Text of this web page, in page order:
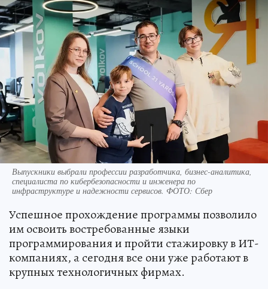
Выпускники выбрали профессии разработчика, бизнес-аналитика,
специалиста по кибербезопасности и инженера по
инфраструктуре и надежности сервисов. ФОТО: Сбер
Успешное прохождение программы позволило
им освоить востребованные языки
программирования и пройти стажировку в ИТ-
компаниях, а сегодня все они уже работают в
крупных технологичных фирмах.